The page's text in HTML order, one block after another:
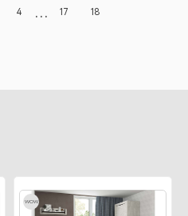
4 ... 17 18
wow